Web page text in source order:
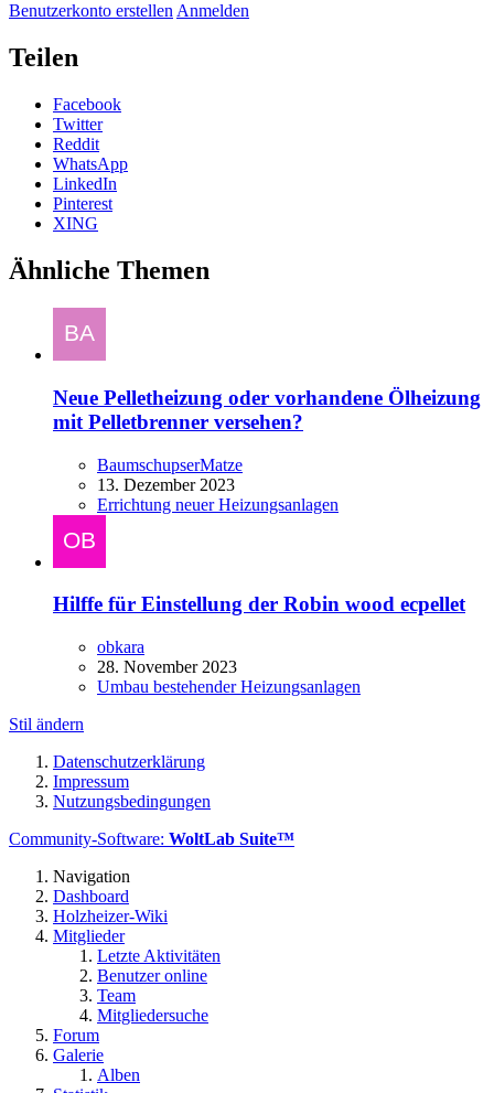
Benutzerkonto erstellenAnmelden
Teilen
Facebook
Twitter
Reddit
WhatsApp
LinkedIn
Pinterest
XING
Ähnliche Themen
Neue Pelletheizung oder vorhandene Ölheizung
mit Pelletbrenner versehen?
BaumschupserMatze
13. Dezember 2023
Errichtung neuer Heizungsanlagen
Hilffe für Einstellung der Robin wood ecpellet
obkara
28. November 2023
Umbau bestehender Heizungsanlagen
Stil ändern
Datenschutzerklärung
Impressum
Nutzungsbedingungen
Community-Software: WoltLab Suite™
Navigation
Dashboard
Holzheizer-Wiki
Mitglieder
Letzte Aktivitäten
Benutzer online
Team
Mitgliedersuche
Forum
Galerie
Alben